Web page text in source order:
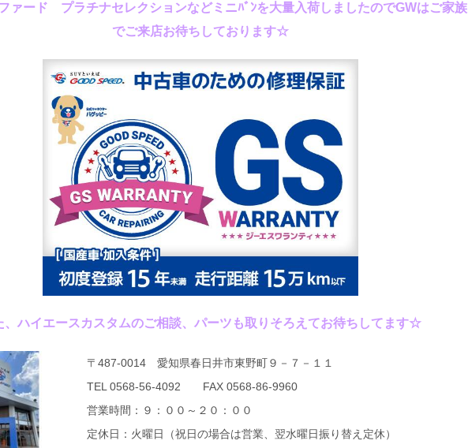
ァード プラチナセレクションなどミニﾊﾞﾝを大量入荷しましたのでGWはご家族
でご来店お待ちしております☆
、ハイエースカスタムのご相談、パーツも取りそろえてお待ちしてます☆
〒487-0014 愛知県春日井市東野町９－７－１１
TEL 0568-56-4092 FAX 0568-86-9960
営業時間：９：００～２０：００
定休日：火曜日（祝日の場合は営業、翌水曜日振り替え定休）